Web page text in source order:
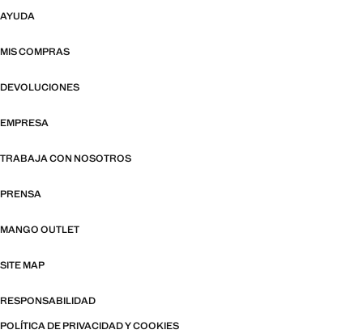
AYUDA
MIS COMPRAS
DEVOLUCIONES
EMPRESA
TRABAJA CON NOSOTROS
PRENSA
MANGO OUTLET
SITE MAP
RESPONSABILIDAD
POLÍTICA DE PRIVACIDAD Y COOKIES